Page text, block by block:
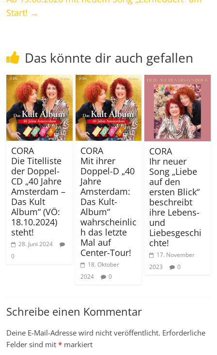
Start! →
Das könnte dir auch gefallen
CORA
Die Titelliste
der Doppel-
CD „40 Jahre
Amsterdam –
Das Kult
Album“ (VÖ:
18.10.2024)
steht!
28. Juni 2024
0
CORA
Mit ihrer
Doppel-D „40
Jahre
Amsterdam:
Das Kult-
Album“
wahrscheinlic
h das letzte
Mal auf
Center-Tour!
18. Oktober
2024
0
CORA
Ihr neuer
Song „Liebe
auf den
ersten Blick“
beschreibt
ihre Lebens-
und
Liebesgeschi
chte!
17. November
2023
0
Schreibe einen Kommentar
Deine E-Mail-Adresse wird nicht veröffentlicht. Erforderliche
Felder sind mit* markiert